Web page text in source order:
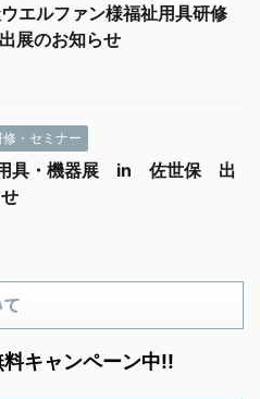
ウエルファン様福祉用具研修
展のお知らせ
修・セミナー
具・機器展 in 佐世保 出
キャンペーン中!!